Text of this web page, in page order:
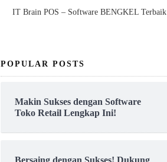
IT Brain POS – Software BENGKEL Terbaik
POPULAR POSTS
Makin Sukses dengan Software
Toko Retail Lengkap Ini!
Bersaing dengan Sukses! Dukung